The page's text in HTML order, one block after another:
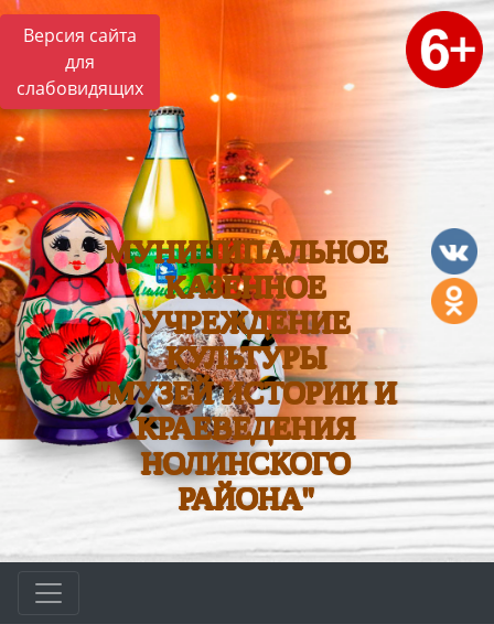
Версия сайта
для
слабовидящих
МУНИЦИПАЛЬНОЕ
КАЗЕННОЕ
УЧРЕЖДЕНИЕ
КУЛЬТУРЫ
"МУЗЕЙ ИСТОРИИ И
КРАЕВЕДЕНИЯ
НОЛИНСКОГО
РАЙОНА"